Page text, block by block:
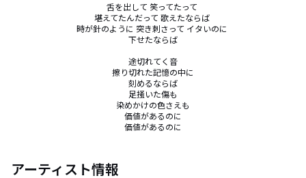
舌を出して 笑ってたって
堪えてたんだって 歌えたならば
時が針のように 突き刺さって イタいのに
下せたならば
途切れてく音
擦り切れた記憶の中に
刻めるならば
足掻いた傷も
染めかけの色さえも
価値があるのに
価値があるのに
アーティスト情報